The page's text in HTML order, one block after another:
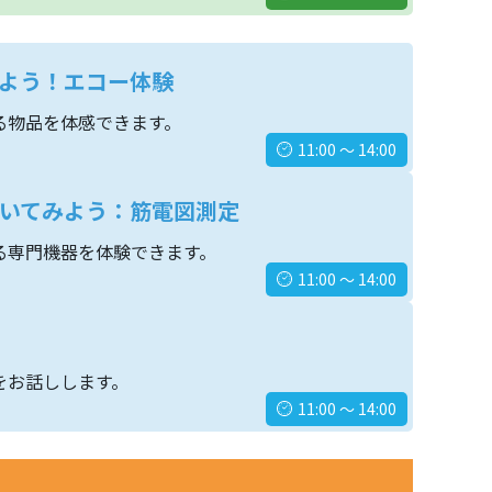
う！エコー体験
品を体感できます。
11:00 ～ 14:00
てみよう：筋電図測定
門機器を体験できます。
11:00 ～ 14:00
話しします。
11:00 ～ 14:00